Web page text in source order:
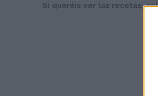
Si queréis ver las recetas,